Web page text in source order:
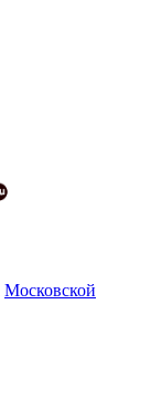
Московской